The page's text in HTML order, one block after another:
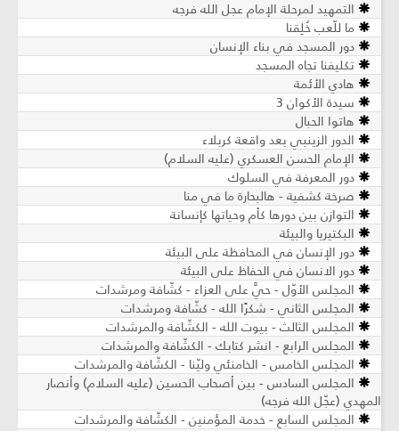
التمهيد لمرحلة الإمام عجل الله فرجه
ما للّعب خُلِقنا
دور المسجد في بناء الإنسان
تكليفنا تجاه المسجد
هادي الأئمة
سيدة الأكوان 3
هاتوا الحبال
الدور الزينبي بعد واقعة كربلاء
الإمام الحسن العسكري (عليه السلام)
دور المعرفة في السلوك
صرخة كشفية - هالبحارة ما في منا
التوازن بين دورها كأم وحياتها كإنسانة
البكتيريا والبيئة
دور الإنسان في المحافظة على البيئة
دور الانسان في الحفاظ على البيئة
المجلس الأوّل - حيَّ على العزاء - كشّافة ومرشدات
المجلس الثاني - شكرًا الله - كشّافة ومرشدات
المجلس الثالث - بيوت الله - الكشّافة والمرشدات
المجلس الرابع - انشر كتابك - الكشّافة والمرشدات
المجلس الخامس - الخامنئي وليّنا - الكشّافة والمرشدات
المجلس السادس - بين أصحاب الحسين (عليه السلام) وأنصار
المهدي (عجّل الله فرجه)
المجلس السابع - خدمة المؤمنين - الكشّافة والمرشدات